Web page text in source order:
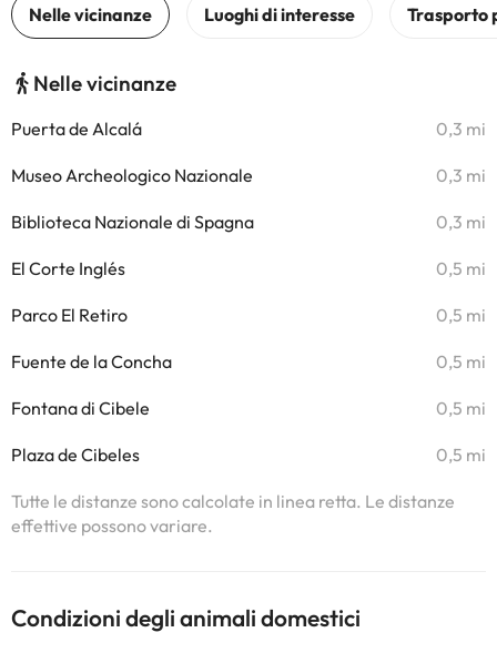
Nelle vicinanze
Puerta de Alcalá 0,3 mi
Museo Archeologico Nazionale 0,3 mi
Biblioteca Nazionale di Spagna 0,3 mi
El Corte Inglés 0,5 mi
Parco El Retiro 0,5 mi
Fuente de la Concha 0,5 mi
Fontana di Cibele 0,5 mi
Plaza de Cibeles 0,5 mi
Tutte le distanze sono calcolate in linea retta. Le distanze
effettive possono variare.
Condizioni degli animali domestici